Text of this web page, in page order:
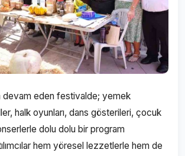
devam eden festivalde; yemek
halk oyunları, dans gösterileri, çocuk
dolu dolu bir program
hem yöresel lezzetlerle hem de